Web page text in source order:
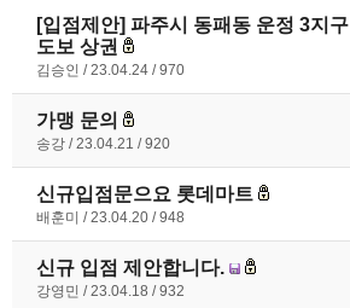
[입점제안] 파주시 동패동 운정 3지
도보 상권
김승인 23.04.24 970
가맹 문의
송강 23.04.21 920
신규입점문으요 롯데마트
배훈미 23.04.20 948
신규 입점 제안합니다.
강영민 23.04.18 932